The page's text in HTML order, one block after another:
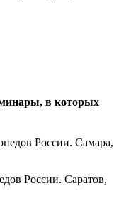
в которых
России. Самара,
России. Саратов,